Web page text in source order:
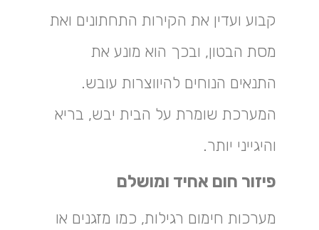
קבוע ועדין את הקירות התחתונים ואת
מסת הבטון, ובכך הוא מונע את
התנאים הנוחים להיווצרות עובש.
המערכת שומרת על הבית יבש, בריא
והיגייני יותר.
פיזור חום אחיד ומושלם
מערכות חימום רגילות, כמו מזגנים או